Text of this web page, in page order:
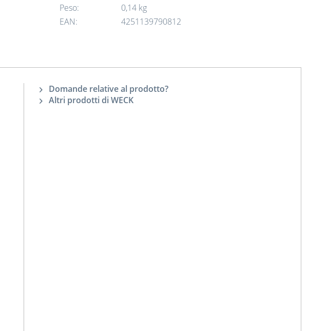
Peso:
0,14 kg
EAN:
4251139790812
Domande relative al prodotto?
Altri prodotti di WECK